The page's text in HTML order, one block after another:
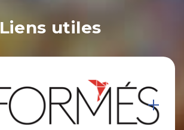
Liens utiles